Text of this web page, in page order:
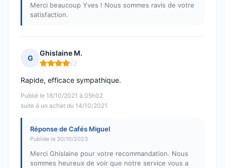
Merci beaucoup Yves ! Nous sommes ravis de votre
satisfaction.
G
Ghislaine M.
Note : 4 sur 5
Publié le 18/10/2021 à 05h02
suite à un achat du 14/10/2021
Rapide, efficace sympathique.
Réponse de Cafés Miguel
Publiée le 30/10/2023
Merci Ghislaine pour votre recommandation. Nous
sommes heureux de voir que notre service vous a